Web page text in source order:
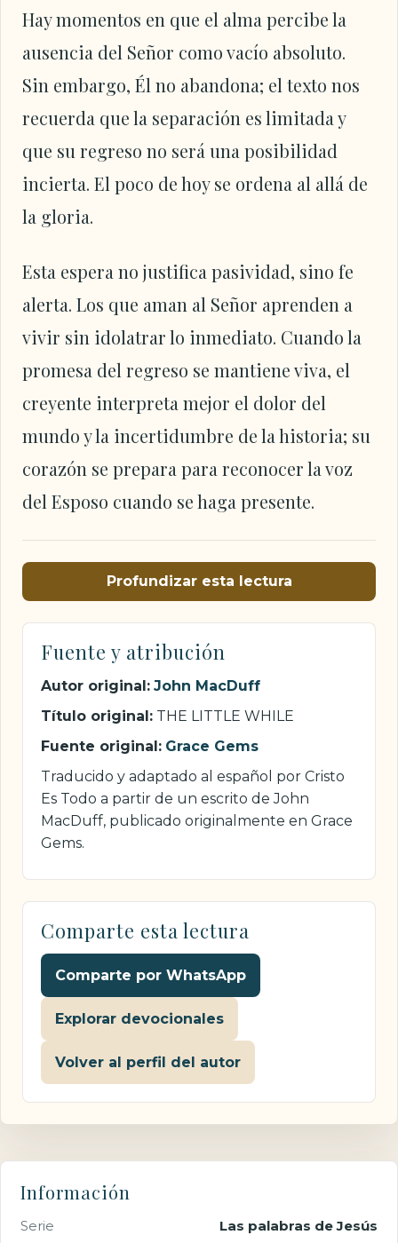
Hay momentos en que el alma percibe la
ausencia del Señor como vacío absoluto.
Sin embargo, Él no abandona; el texto nos
recuerda que la separación es limitada y
que su regreso no será una posibilidad
incierta. El poco de hoy se ordena al allá de
la gloria.
Esta espera no justifica pasividad, sino fe
alerta. Los que aman al Señor aprenden a
vivir sin idolatrar lo inmediato. Cuando la
promesa del regreso se mantiene viva, el
creyente interpreta mejor el dolor del
mundo y la incertidumbre de la historia; su
corazón se prepara para reconocer la voz
del Esposo cuando se haga presente.
Profundizar esta lectura
Fuente y atribución
Autor original: John MacDuff
Título original: THE LITTLE WHILE
Fuente original: Grace Gems
Traducido y adaptado al español por Cristo
Es Todo a partir de un escrito de John
MacDuff, publicado originalmente en Grace
Gems.
Comparte esta lectura
Comparte por WhatsApp
Explorar devocionales
Volver al perfil del autor
Información
Serie Las palabras de Jesús